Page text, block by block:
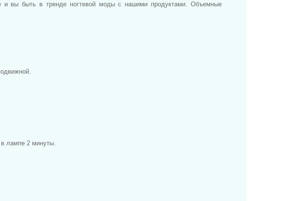
и вы быть в тренде ногтевой моды с нашими продуктами. Объемные
лампе 2 минуты.